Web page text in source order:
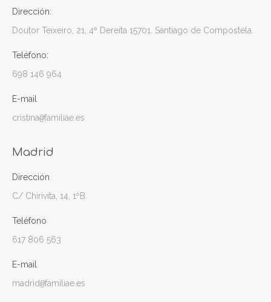
Dirección:
Doutor Teixeiro, 21, 4º Dereita 15701. Santiago de Compostela.
Teléfono:
698 146 964
E-mail
cristina@familiae.es
Madrid
Dirección
C/ Chirivita, 14, 1ºB.
Teléfono
617 806 563
E-mail
madrid@familiae.es